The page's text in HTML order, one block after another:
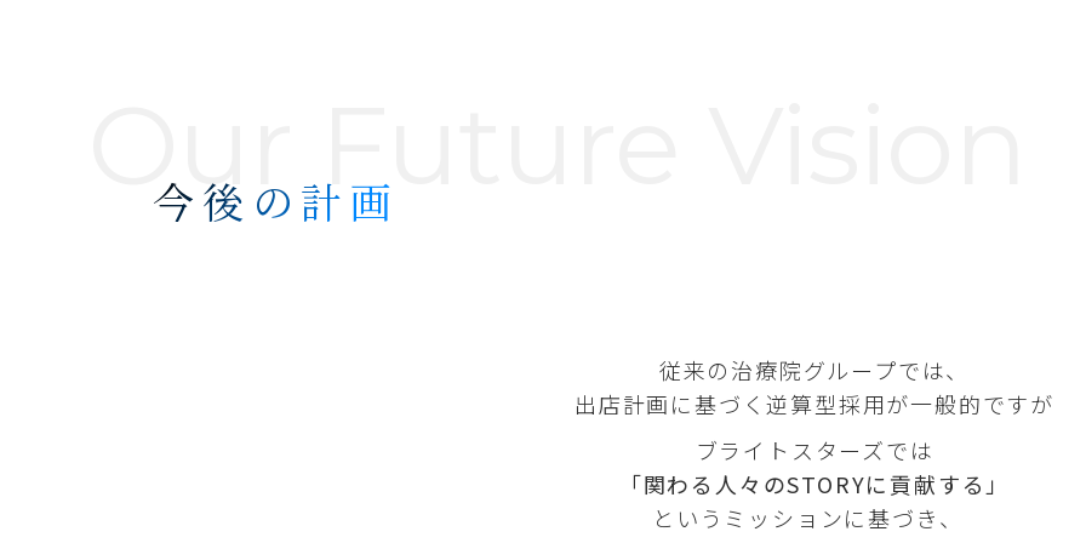
今後の計画
Our Future Vision
従来の治療院グループでは、
出店計画に基づく逆算型採用が一般的ですが
ブライトスターズでは
「関わる人々のSTORYに貢献する」
というミッションに基づき、